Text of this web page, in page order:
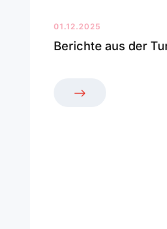
01.12.2025
Berichte aus der